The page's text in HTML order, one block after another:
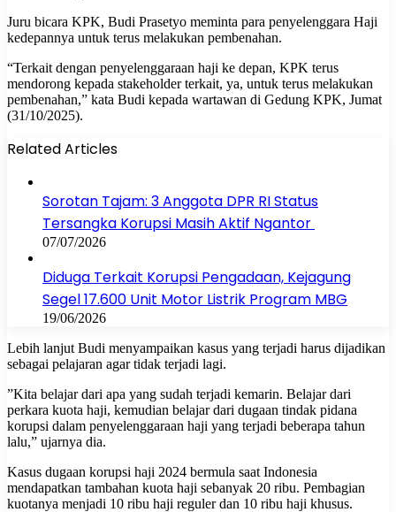
Juru bicara KPK, Budi Prasetyo meminta para penyelenggara Haji
kedepannya untuk terus melakukan pembenahan.
‎“Terkait dengan penyelenggaraan haji ke depan, KPK terus
mendorong kepada stakeholder terkait, ya, untuk terus melakukan
pembenahan,” kata Budi kepada wartawan di Gedung KPK, Jumat
(31/10/2025).
Related Articles
Sorotan Tajam: 3 Anggota DPR RI Status
Tersangka Korupsi Masih Aktif Ngantor
07/07/2026
Diduga Terkait Korupsi Pengadaan, Kejagung
Segel 17.600 Unit Motor Listrik Program MBG
19/06/2026
Lebih lanjut Budi menyampaikan kasus yang terjadi harus dijadikan
sebagai pelajaran agar tidak terjadi lagi.
‎”Kita belajar dari apa yang sudah terjadi kemarin. Belajar dari
perkara kuota haji, kemudian belajar dari dugaan tindak pidana
korupsi dalam penyelenggaraan haji yang terjadi beberapa tahun
lalu,” ujarnya dia.
‎Kasus dugaan korupsi haji 2024 bermula saat Indonesia
mendapatkan tambahan kuota haji sebanyak 20 ribu. Pembagian
kuotanya menjadi 10 ribu haji reguler dan 10 ribu haji khusus.